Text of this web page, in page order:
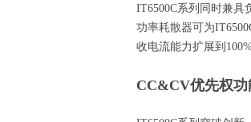
IT6500C系列同时兼具
功率耗散器可为
收电流能力扩展到
CC&CV优先权功